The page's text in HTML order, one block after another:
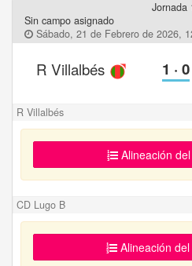
Jornada
Sin campo asignado
Sábado, 21 de Febrero de 2026,
R Villalbés 1 ·0
R Villalbés
Alineación
CD Lugo B
Alineación del